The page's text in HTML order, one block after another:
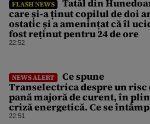
FLASH NEWS
Tatăl din
care și-a ținut copilul de doi
ostatic și a amenințat că îl
fost reținut pentru 24 de ore
22:52
NEWS ALERT
Ce spune
Transelectrica despre un risc
pană majoră de curent, în
criză energetică. Ce se
cu Sistemul Electroenergetic
22:51